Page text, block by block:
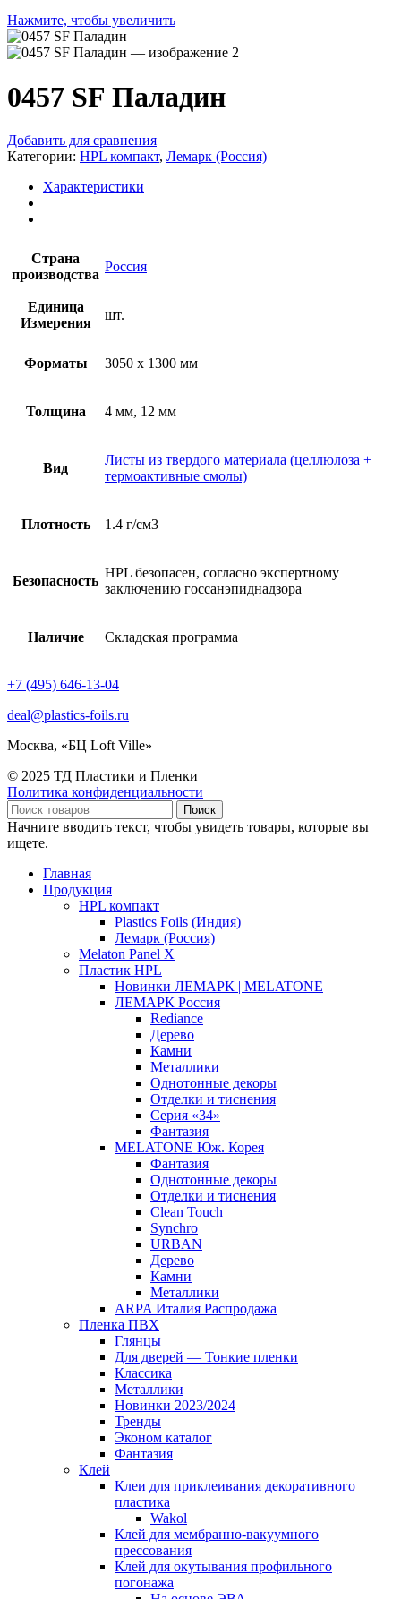
Нажмите, чтобы увеличить
0457 SF Паладин
Добавить для сравнения
Категории: HPL компакт, Лемарк (Россия)
Характеристики
Страна
производства
Россия
Единица
Измерения
шт.
Форматы 3050 x 1300 мм
Толщина 4 мм, 12 мм
Вид
Листы из твердого материала (целлюлоза +
термоактивные смолы)
Плотность 1.4 г/см3
Безопасность
HPL безопасен, согласно экспертному
заключению госсанэпиднадзора
Наличие Складская программа
+7 (495) 646-13-04
deal@plastics-foils.ru
Москва, «БЦ Loft Ville»
© 2025 ТД Пластики и Пленки
Политика конфиденциальности
Поиск
Начните вводить текст, чтобы увидеть товары, которые вы
ищете.
Главная
Продукция
HPL компакт
Plastics Foils (Индия)
Лемарк (Россия)
Melaton Panel X
Пластик HPL
Новинки ЛЕМАРК | MELATONE
ЛЕМАРК Россия
Rediance
Дерево
Камни
Металлики
Однотонные декоры
Отделки и тиснения
Серия «34»
Фантазия
MELATONE Юж. Корея
Фантазия
Однотонные декоры
Отделки и тиснения
Clean Touch
Synchro
URBAN
Дерево
Камни
Металлики
ARPA Италия Распродажа
Пленка ПВХ
Глянцы
Для дверей — Тонкие пленки
Классика
Металлики
Новинки 2023/2024
Тренды
Эконом каталог
Фантазия
Клей
Клеи для приклеивания декоративного
пластика
Wakol
Клей для мембранно-вакуумного
прессования
Клей для окутывания профильного
погонажа